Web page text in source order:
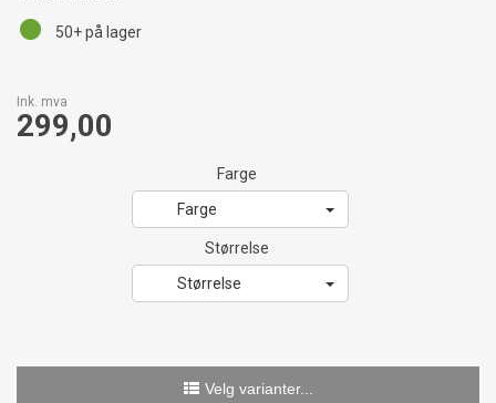
Ink. mva
299,00
Farge
Farge
Størrelse
Størrelse
Velg varianter...
50+på lager